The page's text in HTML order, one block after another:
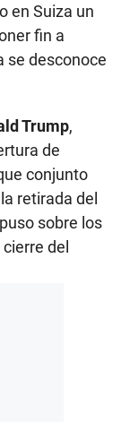
en Suiza un
fin a
se desconoce
Trump,
de
conjunto
retirada del
sobre los
del